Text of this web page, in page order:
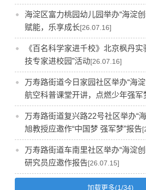
海淀区富力桃园幼儿园举办“海淀
赋能，乐享成长[26.07.16]
《百名科学家进千校》北京枫丹实
技专家进校园”活动[26.07.16]
万寿路街道今日家园社区举办“海
航空科普课堂开讲，点燃少年强军
万寿路街道复兴路22号社区举办“
旭教授应邀作“中国梦 强军梦”报告
万寿路街道车南里社区举办“海淀创
研究员应邀作报告[26.07.15]
加载更多(1/34)